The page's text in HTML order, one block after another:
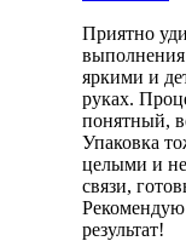
Приятно
выполнения
яркими и
руках.
понятный,
Упаковка
целыми и
связи,
Рекомендую
результат!